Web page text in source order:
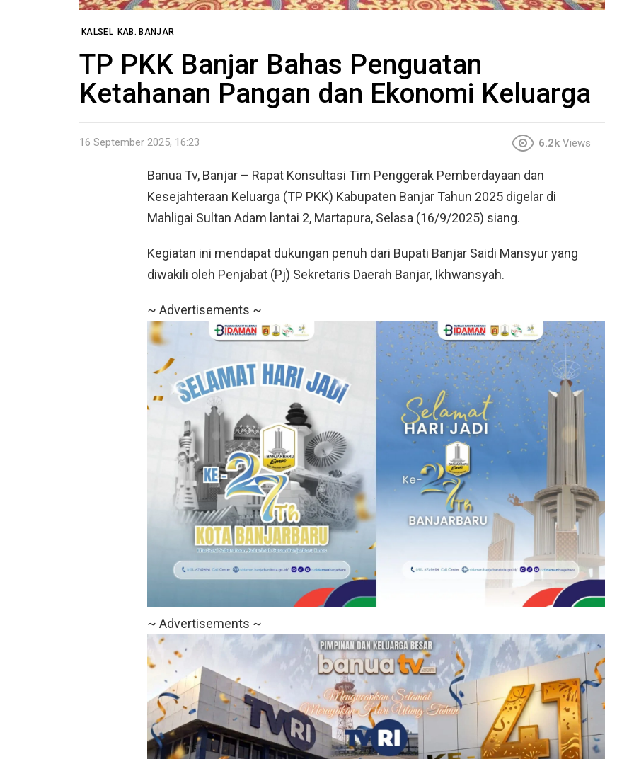
KALSEL KAB. BANJAR
TP PKK Banjar Bahas Penguatan
Ketahanan Pangan dan Ekonomi Keluarga
16 September 2025, 16:23 6.2k Views
Banua Tv, Banjar – Rapat Konsultasi Tim Penggerak Pemberdayaan dan
Kesejahteraan Keluarga (TP PKK) Kabupaten Banjar Tahun 2025 digelar di
Mahligai Sultan Adam lantai 2, Martapura, Selasa (16/9/2025) siang.
Kegiatan ini mendapat dukungan penuh dari Bupati Banjar Saidi Mansyur yang
diwakili oleh Penjabat (Pj) Sekretaris Daerah Banjar, Ikhwansyah.
~ Advertisements ~
~ Advertisements ~